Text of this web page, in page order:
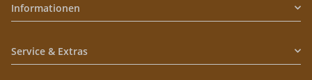
Informationen
Service & Extras